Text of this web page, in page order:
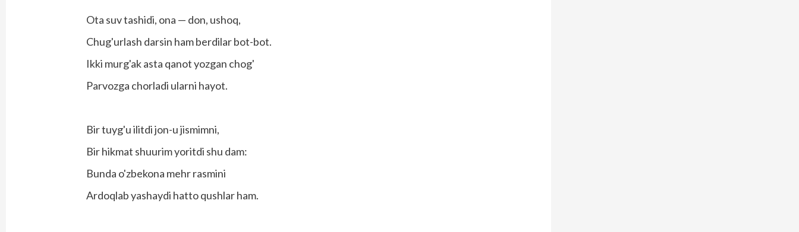
Ota suv tashidi, ona — don, ushoq,
Chug'urlash darsin ham berdilar bot-bot.
Ikki murg'ak asta qanot yozgan chog'
Parvozga chorladi ularni hayot.
Bir tuyg'u ilitdi jon-u jismimni,
Bir hikmat shuurim yoritdi shu dam:
Bunda o'zbekona mehr rasmini
Ardoqlab yashaydi hatto qushlar ham.